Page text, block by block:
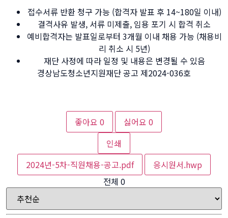
접수서류 반환 청구 가능 (합격자 발표 후 14~180일 이내)
결격사유 발생, 서류 미제출, 임용 포기 시 합격 취소
예비합격자는 발표일로부터 3개월 이내 채용 가능 (채용비
리 취소 시 5년)
재단 사정에 따라 일정 및 내용은 변경될 수 있음
경상남도청소년지원재단 공고 제2024-036호
좋아요 0 싫어요 0
인쇄
2024년-5차-직원채용-공고.pdf
응시원서.hwp
전체 0